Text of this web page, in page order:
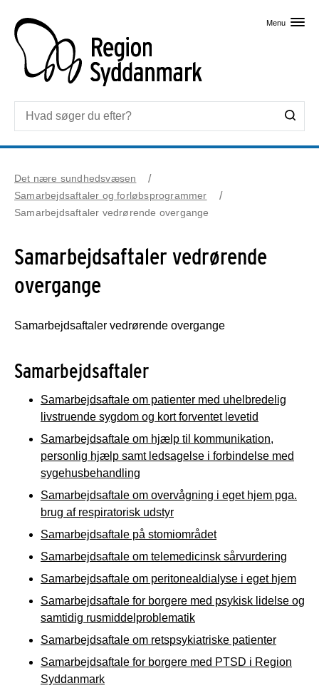
Menu
Det nære sundhedsvæsen
Samarbejdsaftaler og forløbsprogrammer
Samarbejdsaftaler vedrørende overgange
Samarbejdsaftaler vedrørende
overgange
Samarbejdsaftaler vedrørende overgange
Samarbejdsaftaler
Samarbejdsaftale om patienter med uhelbredelig
livstruende sygdom og kort forventet levetid
Samarbejdsaftale om hjælp til kommunikation,
personlig hjælp samt ledsagelse i forbindelse med
sygehusbehandling
Samarbejdsaftale om overvågning i eget hjem pga.
brug af respiratorisk udstyr
Samarbejdsaftale på stomiområdet
Samarbejdsaftale om telemedicinsk sårvurdering
Samarbejdsaftale om peritonealdialyse i eget hjem
Samarbejdsaftale for borgere med psykisk lidelse og
samtidig rusmiddelproblematik
Samarbejdsaftale om retspsykiatriske patienter
Samarbejdsaftale for borgere med PTSD i Region
Syddanmark